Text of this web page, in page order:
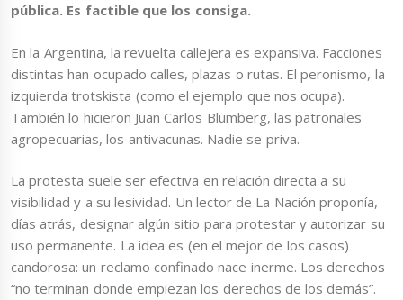
pública. Es factible que los consiga.
En la Argentina, la revuelta callejera es expansiva. Facciones
distintas han ocupado calles, plazas o rutas. El peronismo, la
izquierda trotskista (como el ejemplo que nos ocupa).
También lo hicieron Juan Carlos Blumberg, las patronales
agropecuarias, los antivacunas. Nadie se priva.
La protesta suele ser efectiva en relación directa a su
visibilidad y a su lesividad. Un lector de La Nación proponía,
días atrás, designar algún sitio para protestar y autorizar su
uso permanente. La idea es (en el mejor de los casos)
candorosa: un reclamo confinado nace inerme. Los derechos
“no terminan donde empiezan los derechos de los demás”.